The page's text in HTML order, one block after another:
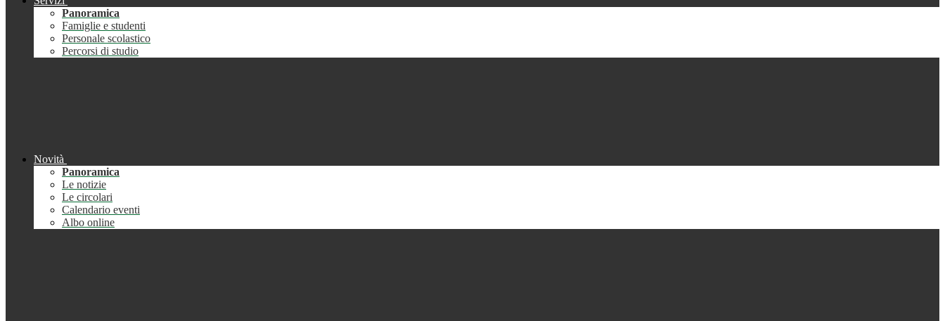
Panoramica
Famiglie e studenti
Personale scolastico
Percorsi di studio
Novità
Panoramica
Le notizie
Le circolari
Calendario eventi
Albo online